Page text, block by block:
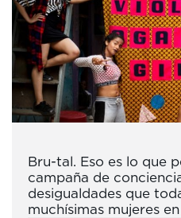
Bru-tal. Eso es lo que
campaña de
desigualdades que
muchísimas mujeres